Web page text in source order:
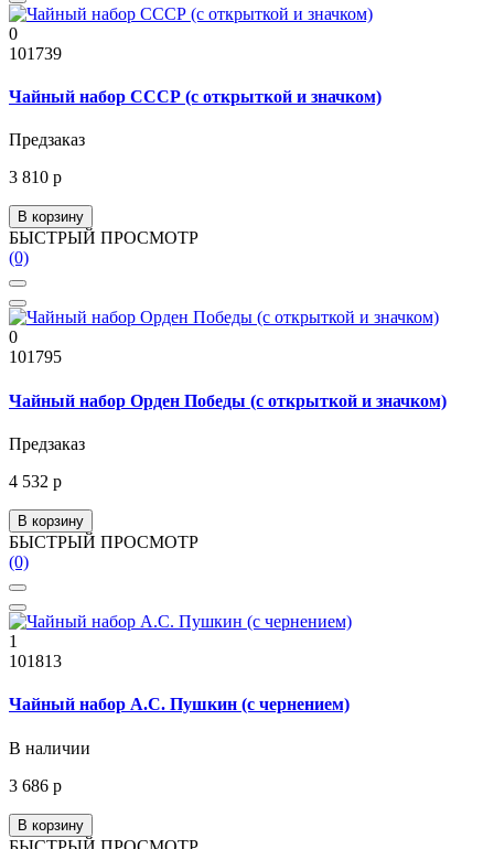
0
101739
Чайный набор СССР (с открыткой и значком)
Предзаказ
3 810 р
В корзину
БЫСТРЫЙ ПРОСМОТР
(0)
0
101795
Чайный набор Орден Победы (с открыткой и значком)
Предзаказ
4 532 р
В корзину
БЫСТРЫЙ ПРОСМОТР
(0)
1
101813
Чайный набор А.С. Пушкин (с чернением)
В наличии
3 686 р
В корзину